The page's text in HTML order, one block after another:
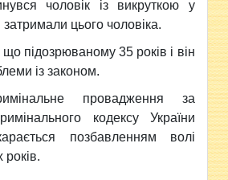
чоловік із викруткою у
затримали цього чоловіка.
підозрюваному 35 років і він
із законом.
провадження за
кодексу України
позбавленням волі
років.